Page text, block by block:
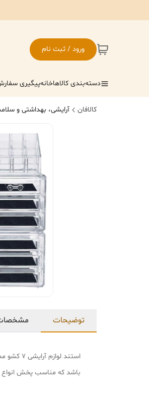
ورود / ثبت نام
دسته‌بندی کالاهاخانهپیگیری
کالافان آرایشی، بهداشتی و
توضیحات
باشد که مناسب پخش